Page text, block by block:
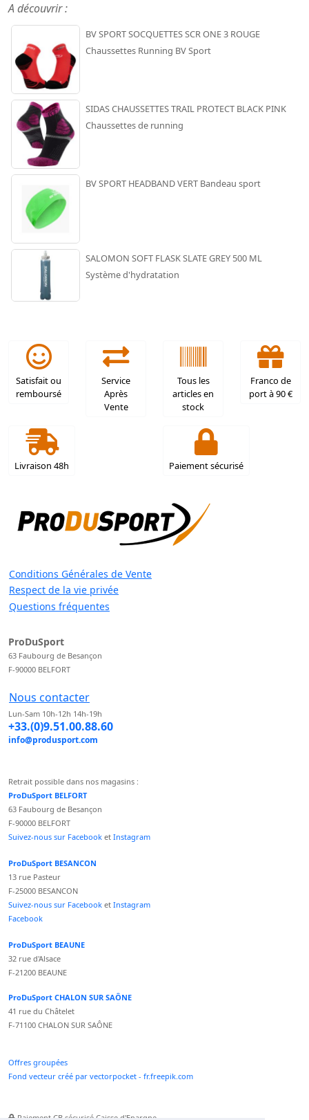
A découvrir :
BV SPORT SOCQUETTES SCR ONE 3 ROUGE
Chaussettes Running BV Sport
SIDAS CHAUSSETTES TRAIL PROTECT BLACK PINK
Chaussettes de running
BV SPORT HEADBAND VERT Bandeau sport
SALOMON SOFT FLASK SLATE GREY 500 ML
Système d'hydratation
Satisfait ou
remboursé
Service
Après
Vente
Tous les
articles en
stock
Franco de
port à 90 €
Livraison 48h Paiement sécurisé
Conditions Générales de Vente
Respect de la vie privée
Questions fréquentes
ProDuSport
63 Faubourg de Besançon
F-90000 BELFORT
Nous contacter
Lun-Sam 10h-12h 14h-19h
+33.(0)9.51.00.88.60
info@produsport.com
Retrait possible dans nos magasins :
ProDuSport BELFORT
63 Faubourg de Besançon
F-90000 BELFORT
Suivez-nous sur Facebook et Instagram
ProDuSport BESANCON
13 rue Pasteur
F-25000 BESANCON
Suivez-nous sur Facebook et Instagram
Facebook
ProDuSport BEAUNE
32 rue d'Alsace
F-21200 BEAUNE
ProDuSport CHALON SUR SAÔNE
41 rue du Châtelet
F-71100 CHALON SUR SAÔNE
Offres groupées
Fond vecteur créé par vectorpocket - fr.freepik.com
Paiement CB sécurisé Caisse d'Epargne